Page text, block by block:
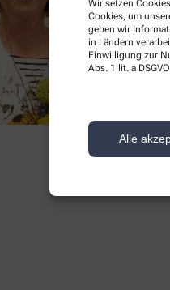
Wir setzen
Cookies, um
geben wir
in Ländern
Einwilligung zur
Abs. 1 lit. a
Alle